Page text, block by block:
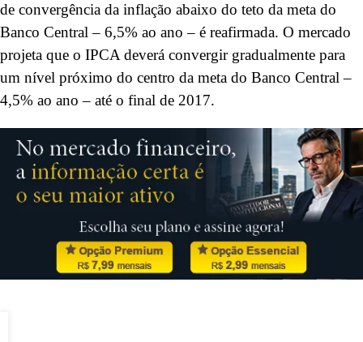
de convergência da inflação abaixo do teto da meta do
Banco Central – 6,5% ao ano – é reafirmada. O mercado
projeta que o IPCA deverá convergir gradualmente para
um nível próximo do centro da meta do Banco Central –
4,5% ao ano – até o final de 2017.